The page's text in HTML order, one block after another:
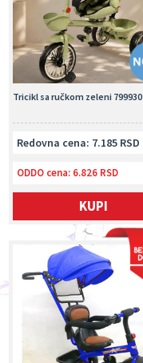
Tricikl sa ručkom zeleni 799930
Redovna cena: 7.185 RSD
ODDO cena: 6.826 RSD
KUPI